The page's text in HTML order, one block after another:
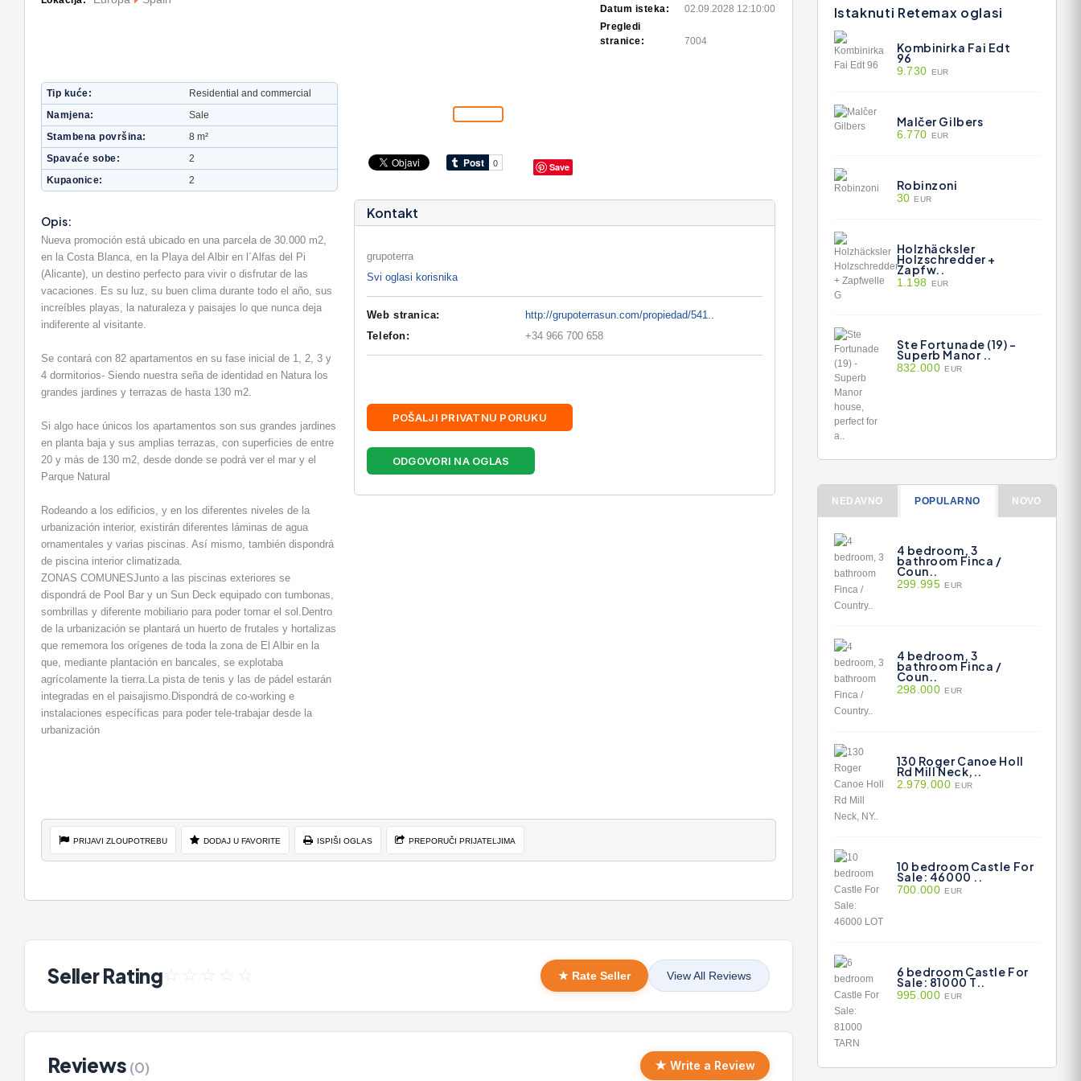
Datum isteka:
02.09.2028 12:10:00
Pregledi
stranice:
7004
Tip kuće
Residential and commercial
Namjena
Sale
Stambena površina
8 m²
Spavaće sobe
2
Kupaonice
2
Opis:
Nueva promoción está ubicado en una parcela de 30.000 m2,
en la Costa Blanca, en la Playa del Albir en l´Alfas del Pi
(Alicante), un destino perfecto para vivir o disfrutar de las
vacaciones. Es su luz, su buen clima durante todo el año, sus
increíbles playas, la naturaleza y paisajes lo que nunca deja
indiferente al visitante.
Se contará con 82 apartamentos en su fase inicial de 1, 2, 3 y
4 dormitorios- Siendo nuestra seña de identidad en Natura los
grandes jardines y terrazas de hasta 130 m2.
Si algo hace únicos los apartamentos son sus grandes jardines
en planta baja y sus amplias terrazas, con superficies de entre
20 y más de 130 m2, desde donde se podrá ver el mar y el
Parque Natural
Rodeando a los edificios, y en los diferentes niveles de la
urbanización interior, existirán diferentes láminas de agua
ornamentales y varias piscinas. Así mismo, también dispondrá
de piscina interior climatizada.
ZONAS COMUNESJunto a las piscinas exteriores se
dispondrá de Pool Bar y un Sun Deck equipado con tumbonas,
sombrillas y diferente mobiliario para poder tomar el sol.Dentro
de la urbanización se plantará un huerto de frutales y hortalizas
que rememora los orígenes de toda la zona de El Albir en la
que, mediante plantación en bancales, se explotaba
agrícolamente la tierra.La pista de tenis y las de pádel estarán
integradas en el paisajismo.Dispondrá de co-working e
instalaciones específicas para poder tele-trabajar desde la
urbanización
Save
Kontakt
grupoterra
Svi oglasi korisnika
Web stranica:
http://grupoterrasun.com/propiedad/541..
Telefon:
+34 966 700 658
POŠALJI PRIVATNU PORUKU
ODGOVORI NA OGLAS
PRIJAVI ZLOUPOTREBU DODAJ U FAVORITE ISPIŠI OGLAS PREPORUČI PRIJATELJIMA
Seller Rating ☆ ☆ ☆ ☆ ☆ ★ Rate Seller View All Reviews
Reviews (0) ★ Write a Review
Istaknuti Retemax oglasi
Kombinirka Fai Edt
96
9.730 EUR
Malčer Gilbers
6.770 EUR
Robinzoni
30 EUR
Holzhäcksler
Holzschredder +
Zapfw..
1.198 EUR
Ste Fortunade (19) -
Superb Manor ..
832.000 EUR
NEDAVNO POPULARNO NOVO
4 bedroom, 3
bathroom Finca /
Coun..
299.995 EUR
4 bedroom, 3
bathroom Finca /
Coun..
298.000 EUR
130 Roger Canoe Holl
Rd Mill Neck,..
2.979.000 EUR
10 bedroom Castle For
Sale: 46000 ..
700.000 EUR
6 bedroom Castle For
Sale: 81000 T..
995.000 EUR